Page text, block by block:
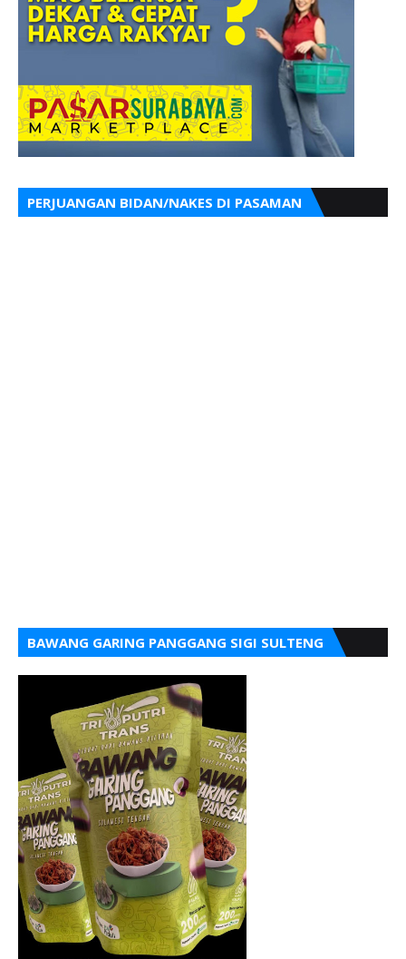
PERJUANGAN BIDAN/NAKES DI PASAMAN
BAWANG GARING PANGGANG SIGI SULTENG